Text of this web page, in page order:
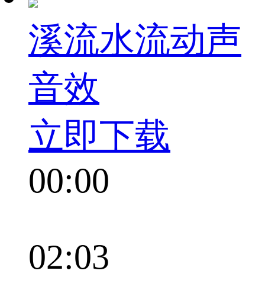
溪流水流动声
音效
立即下载
00:00
02:03